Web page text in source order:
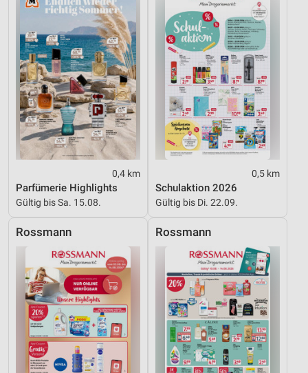
0,4 km
Parfümerie Highlights
Gültig bis Sa. 15.08.
0,5 km
Schulaktion 2026
Gültig bis Di. 22.09.
Rossmann Rossmann